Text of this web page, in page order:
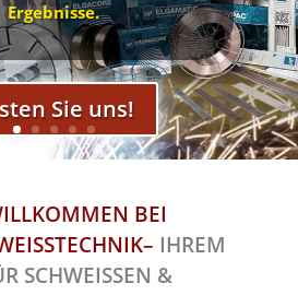
Ergebnisse.
Sie uns!
BEI
– IHREM
SCHWEISSEN &